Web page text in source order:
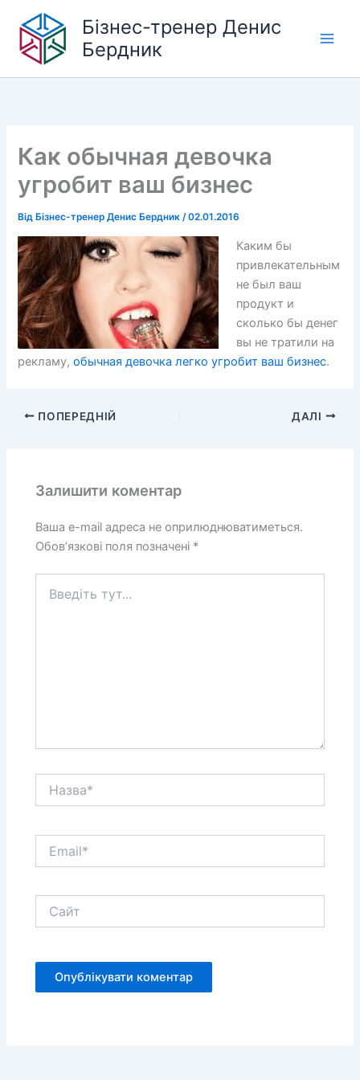
вмісту
Бізнес-тренер Денис
Бердник
Как обычная девочка
угробит ваш бизнес
Від Бізнес-тренер Денис Бердник/02.01.2016
Каким бы
привлекательным
не был ваш
продукт и
сколько бы денег
вы не тратили на
рекламу,обычная девочка легко угробит ваш бизнес.
ПОПЕРЕДНІЙ ДАЛІ
Залишити коментар
Ваша e-mail адреса не оприлюднюватиметься.
Обов’язкові поля позначені *
тут...